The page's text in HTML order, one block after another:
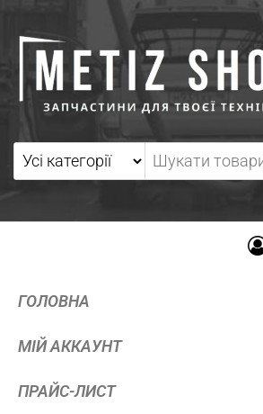
ГОЛОВНА
МІЙ АККАУНТ
ПРАЙС-ЛИСТ